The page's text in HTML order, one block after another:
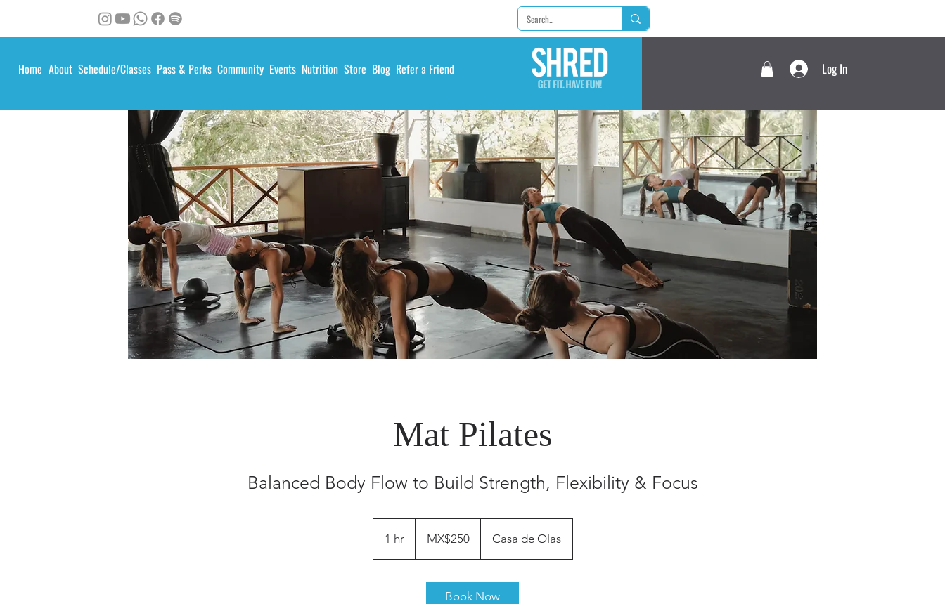
Home About Schedule/Classes Pass & Perks Community Events Nutrition Store Blog Refer a Friend Log In
Mat Pilates
Balanced Body Flow to Build Strength, Flexibility & Focus
1 hr1
h
pesosMX$250 Casa de Olas
Book Now